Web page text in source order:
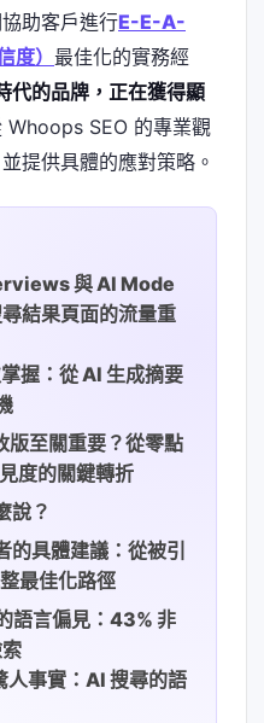
助客戶進行E-E-A-
度） 最佳化的實務經
代的品牌，正在獲得顯
Whoops SEO 的專業觀
提供具體的應對策略。
與 AI Mode
結果頁面的流量重
握：從 AI 生成摘要
版至關重要？從零點
度的關鍵轉折
說？
的具體建議：從被引
最佳化路徑
語言偏見：43% 非
人事實：AI 搜尋的語